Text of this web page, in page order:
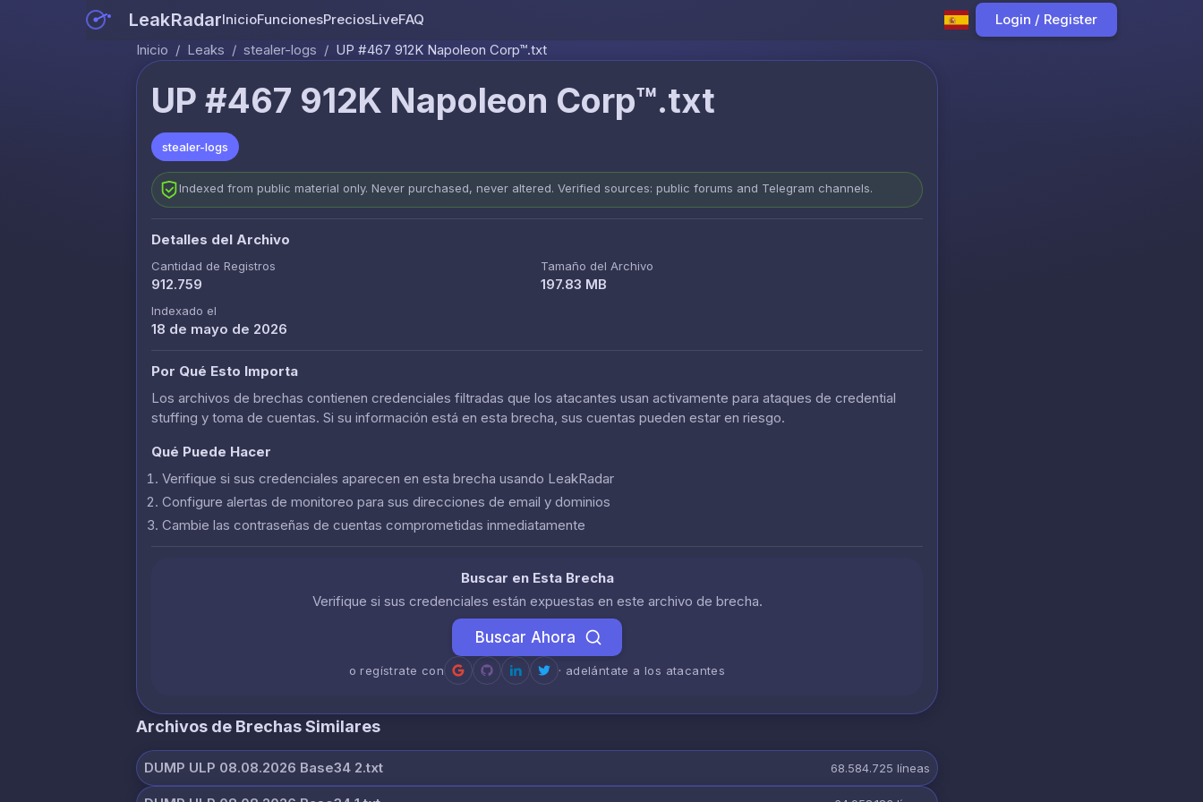
LeakRadarInicioFuncionesPreciosLiveFAQ
Login / Register
Inicio / Leaks / stealer-logs / UP #467 912K Napoleon Corp™.txt
UP #467 912K Napoleon Corp™.txt
stealer-logs
Indexed from public material only. Never purchased, never altered. Verified sources: public forums and Telegram channels.
Detalles del Archivo
Cantidad de Registros
912.759
Tamaño del Archivo
197.83 MB
Indexado el
18 de mayo de 2026
Por Qué Esto Importa
Los archivos de brechas contienen credenciales filtradas que los atacantes usan activamente para ataques de credential
stuffing y toma de cuentas. Si su información está en esta brecha, sus cuentas pueden estar en riesgo.
Qué Puede Hacer
Verifique si sus credenciales aparecen en esta brecha usando LeakRadar
Configure alertas de monitoreo para sus direcciones de email y dominios
Cambie las contraseñas de cuentas comprometidas inmediatamente
Buscar en Esta Brecha
Verifique si sus credenciales están expuestas en este archivo de brecha.
Buscar Ahora
o regístrate con · adelántate a los atacantes
Archivos de Brechas Similares
DUMP ULP 08.08.2026 Base34 2.txt 68.584.725 líneas